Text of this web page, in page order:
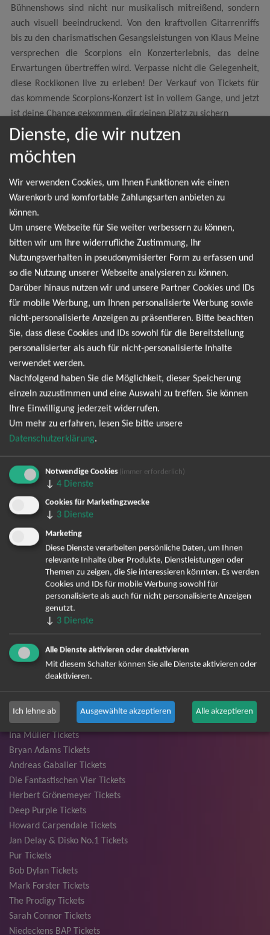
Bühnenshows sind nicht nur musikalisch mitreißend, sondern
auch visuell beeindruckend. Von den kraftvollen Gitarrenriffs
bis zu den charismatischen Gesangsleistungen von Klaus Meine
versprechen die Scorpions ein Konzerterlebnis, das deine
Erwartungen übertreffen wird. Verpasse nicht die Gelegenheit,
diese Rockikonen live zu erleben! Der Verkauf von Tickets für
das kommende Scorpions-Konzert ist in vollem Gange, und jetzt
ist deine Chance gekommen, dir deinen Platz zu sichern
60 Years Anniversary Tour - Coming Home
Leider gibt es aktuell von Scorpions keine
Termine. Wir informieren dich jedoch gerne
direkt, sobald es neue Termine gibt. Einfach hier
für den Scorpions Newsletter anmelden und keine
Angebote und Tourdaten mehr verpassen!
Ich möchte den regelmäßig erscheinenden Newsletter
abonnieren und bin daher mit einer Speicherung meiner E-
Mail-Adresse zum Zweck der Zustellung des Newsletters
entsprechend derDatenschutzerklärungeinverstanden. Den
Newsletter kann ich jederzeit wieder abbestellen.
Bereits angemeldet? Hier können Sie sich abmelden ...
TOP-Events
André Rieu Tickets
David Garrett Tickets
Andrea Berg Tickets
Backstreet Boys Tickets
Unheilig Tickets
Santiano Tickets
Ina Müller Tickets
Bryan Adams Tickets
Andreas Gabalier Tickets
Die Fantastischen Vier Tickets
Herbert Grönemeyer Tickets
Deep Purple Tickets
Howard Carpendale Tickets
Jan Delay & Disko No.1 Tickets
Pur Tickets
Bob Dylan Tickets
Mark Forster Tickets
The Prodigy Tickets
Sarah Connor Tickets
Niedeckens BAP Tickets
Dienste, die wir nutzen
möchten
Wir verwenden Cookies, um Ihnen Funktionen wie einen
Warenkorb und komfortable Zahlungsarten anbieten zu
können.
Um unsere Webseite für Sie weiter verbessern zu können,
bitten wir um Ihre widerrufliche Zustimmung, Ihr
Nutzungsverhalten in pseudonymisierter Form zu erfassen und
so die Nutzung unserer Webseite analysieren zu können.
Darüber hinaus nutzen wir und unsere Partner Cookies und IDs
für mobile Werbung, um Ihnen personalisierte Werbung sowie
nicht-personalisierte Anzeigen zu präsentieren. Bitte beachten
Sie, dass diese Cookies und IDs sowohl für die Bereitstellung
personalisierter als auch für nicht-personalisierte Inhalte
verwendet werden.
Nachfolgend haben Sie die Möglichkeit, dieser Speicherung
einzeln zuzustimmen und eine Auswahl zu treffen. Sie können
Ihre Einwilligung jederzeit widerrufen.
Um mehr zu erfahren, lesen Sie bitte unsere
Datenschutzerklärung.
Notwendige Cookies (immer erforderlich)
↓ 4 Dienste
Cookies für Marketingzwecke
↓ 3 Dienste
Marketing
Diese Dienste verarbeiten persönliche Daten, um Ihnen
relevante Inhalte über Produkte, Dienstleistungen oder
Themen zu zeigen, die Sie interessieren könnten. Es werden
Cookies und IDs für mobile Werbung sowohl für
personalisierte als auch für nicht personalisierte Anzeigen
genutzt.
↓ 3 Dienste
Alle Dienste aktivieren oder deaktivieren
Mit diesem Schalter können Sie alle Dienste aktivieren oder
deaktivieren.
Ich lehne ab Ausgewählte akzeptieren Alle akzeptieren